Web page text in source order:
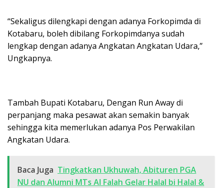
“Sekaligus dilengkapi dengan adanya Forkopimda di
Kotabaru, boleh dibilang Forkopimdanya sudah
lengkap dengan adanya Angkatan Angkatan Udara,”
Ungkapnya.
Tambah Bupati Kotabaru, Dengan Run Away di
perpanjang maka pesawat akan semakin banyak
sehingga kita memerlukan adanya Pos Perwakilan
Angkatan Udara.
Baca Juga Tingkatkan Ukhuwah, Abituren PGA
NU dan Alumni MTs Al Falah Gelar Halal bi Halal &